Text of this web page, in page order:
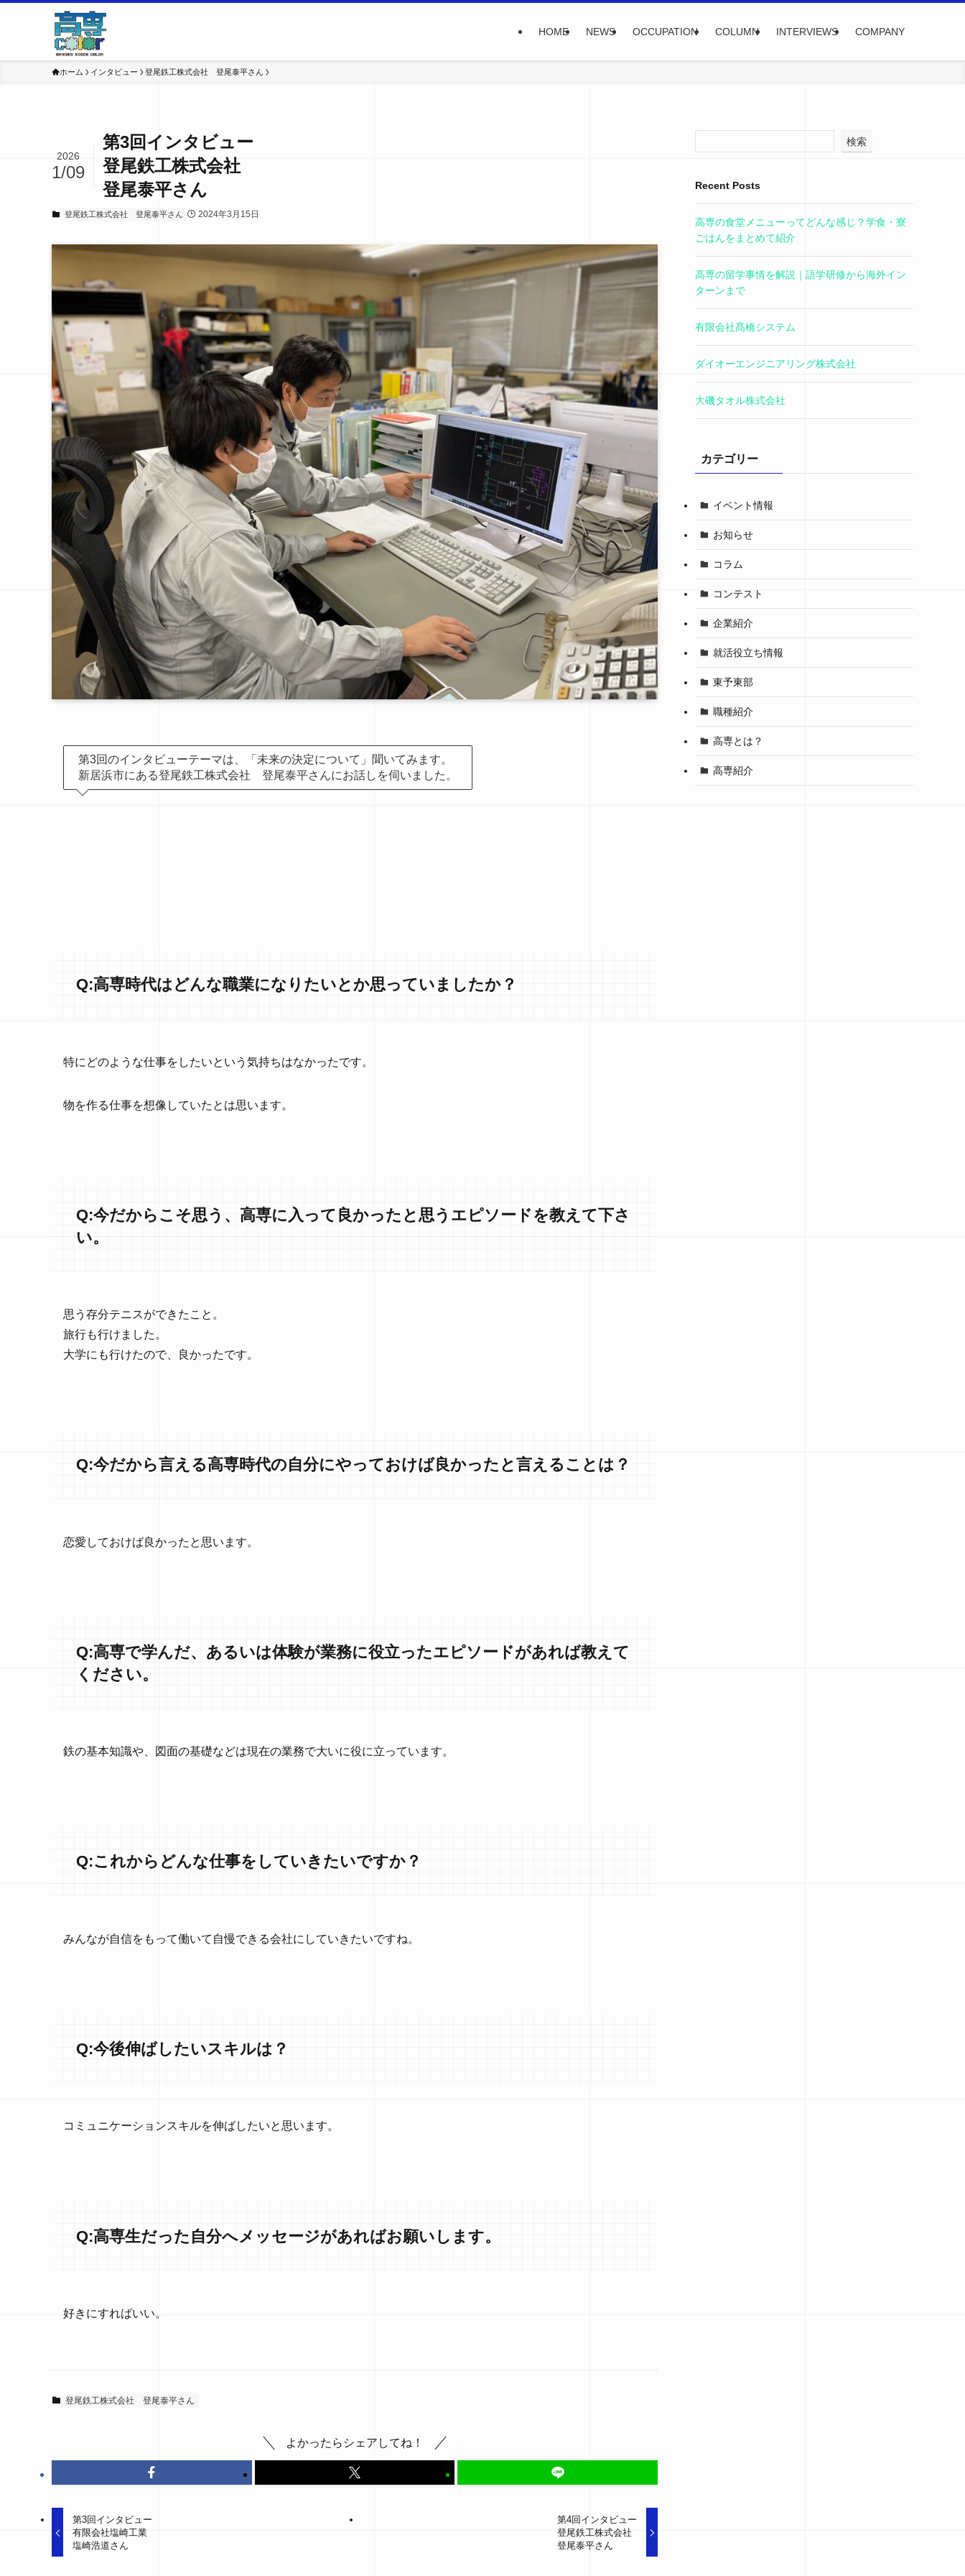
HOME NEWS OCCUPATION COLUMN INTERVIEWS COMPANY
ホーム インタビュー 登尾鉄工株式会社 登尾泰平さん
第3回インタビュー
登尾鉄工株式会社
登尾泰平さん
2026
1/09
登尾鉄工株式会社 登尾泰平さん 2024年3月15日
第3回のインタビューテーマは、「未来の決定について」聞いてみます。
新居浜市にある登尾鉄工株式会社 登尾泰平さんにお話しを伺いました。
Q:高専時代はどんな職業になりたいとか思っていましたか？
特にどのような仕事をしたいという気持ちはなかったです。
物を作る仕事を想像していたとは思います。
Q:今だからこそ思う、高専に入って良かったと思うエピソードを教えて下さ
い。
思う存分テニスができたこと。
旅行も行けました。
大学にも行けたので、良かったです。
Q:今だから言える高専時代の自分にやっておけば良かったと言えることは？
恋愛しておけば良かったと思います。
Q:高専で学んだ、あるいは体験が業務に役立ったエピソードがあれば教えて
ください。
鉄の基本知識や、図面の基礎などは現在の業務で大いに役に立っています。
Q:これからどんな仕事をしていきたいですか？
みんなが自信をもって働いて自慢できる会社にしていきたいですね。
Q:今後伸ばしたいスキルは？
コミュニケーションスキルを伸ばしたいと思います。
Q:高専生だった自分へメッセージがあればお願いします。
好きにすればいい。
登尾鉄工株式会社 登尾泰平さん
よかったらシェアしてね！
第3回インタビュー
有限会社塩崎工業
塩崎浩道さん
第4回インタビュー
登尾鉄工株式会社
登尾泰平さん
検索
Recent Posts
高専の食堂メニューってどんな感じ？学食・寮
ごはんをまとめて紹介
高専の留学事情を解説｜語学研修から海外イン
ターンまで
有限会社髙橋システム
ダイオーエンジニアリング株式会社
大磯タオル株式会社
カテゴリー
イベント情報
お知らせ
コラム
コンテスト
企業紹介
就活役立ち情報
東予東部
職種紹介
高専とは？
高専紹介